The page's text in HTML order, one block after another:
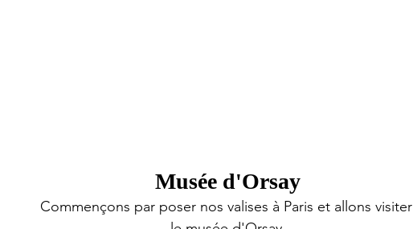
Musée d'Orsay
Commençons par poser nos valises à Paris et allons visiter